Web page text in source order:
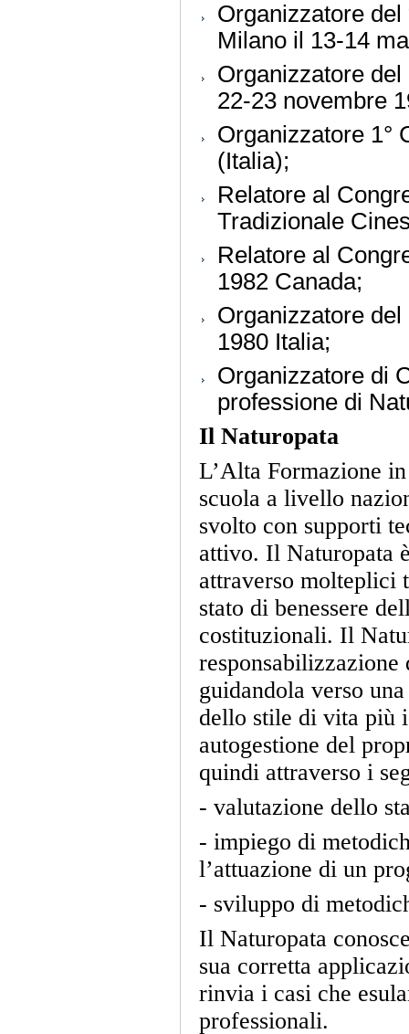
Organizzatore del
Milano il 13-14
Organizzatore del
22-23 novembre
Organizzatore 1°
(Italia);
Relatore al
Tradizionale
Relatore al
1982 Canada;
Organizzatore
1980 Italia;
Organizzatore di
professione di
Il Naturopata
L’Alta Formazione
scuola a livello
svolto con supporti
attivo. Il Naturopata
attraverso molteplici
stato di benessere
costituzionali. Il
guidandola verso
dello stile di vita più
autogestione del
quindi attraverso i
- valutazione dello
- impiego di
l’attuazione di un
- sviluppo di
Il Naturopata
sua corretta
rinvia i casi che
professionali.